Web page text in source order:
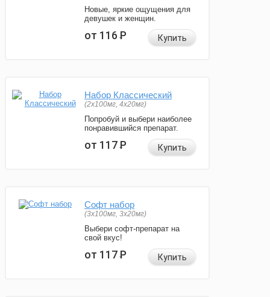
Новые, яркие ощущения для
девушек и женщин.
от 116Р Купить
Набор Классический
(2x100мг, 4x20мг)
Попробуй и выбери наиболее
понравившийся препарат.
от 117Р Купить
Софт набор
(3x100мг, 3x20мг)
Выбери софт-препарат на
свой вкус!
от 117Р Купить